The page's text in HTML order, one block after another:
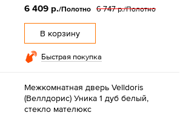
6 409 р./Полотно 6 747 р./Полотно
В корзину
Быстрая покупка
Межкомнатная дверь Velldoris
(Веллдорис) Уника 1 дуб белый,
стекло мателюкс